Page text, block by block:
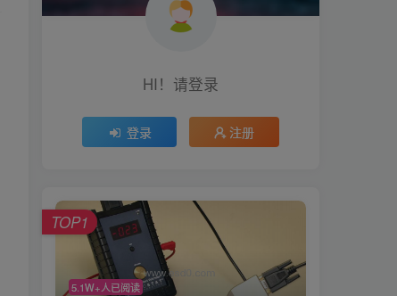
HI！请登录
登录 注册
5.1W+人已阅读
TOP1